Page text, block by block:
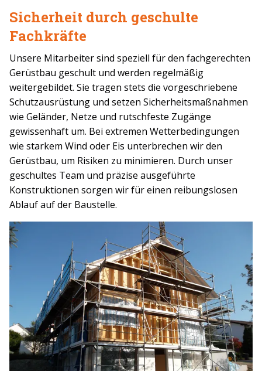
Sicherheit durch geschulte
Fachkräfte
Unsere Mitarbeiter sind speziell für den fachgerechten
Gerüstbau geschult und werden regelmäßig
weitergebildet. Sie tragen stets die vorgeschriebene
Schutzausrüstung und setzen Sicherheitsmaßnahmen
wie Geländer, Netze und rutschfeste Zugänge
gewissenhaft um. Bei extremen Wetterbedingungen
wie starkem Wind oder Eis unterbrechen wir den
Gerüstbau, um Risiken zu minimieren. Durch unser
geschultes Team und präzise ausgeführte
Konstruktionen sorgen wir für einen reibungslosen
Ablauf auf der Baustelle.